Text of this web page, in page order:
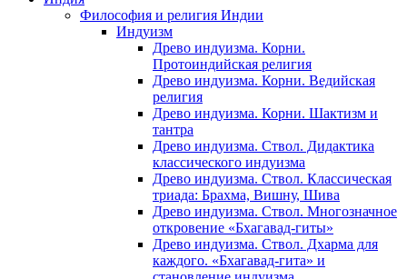
Философия и религия Индии
Индуизм
Древо индуизма. Корни.
Протоиндийская религия
Древо индуизма. Корни. Ведийская
религия
Древо индуизма. Корни. Шактизм и
тантра
Древо индуизма. Ствол. Дидактика
классического индуизма
Древо индуизма. Ствол. Классическая
триада: Брахма, Вишну, Шива
Древо индуизма. Ствол. Многозначное
откровение «Бхагавад-гиты»
Древо индуизма. Ствол. Дхарма для
каждого. «Бхагавад-гита» и